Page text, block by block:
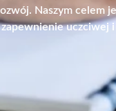
Naszym celem
uczciwej